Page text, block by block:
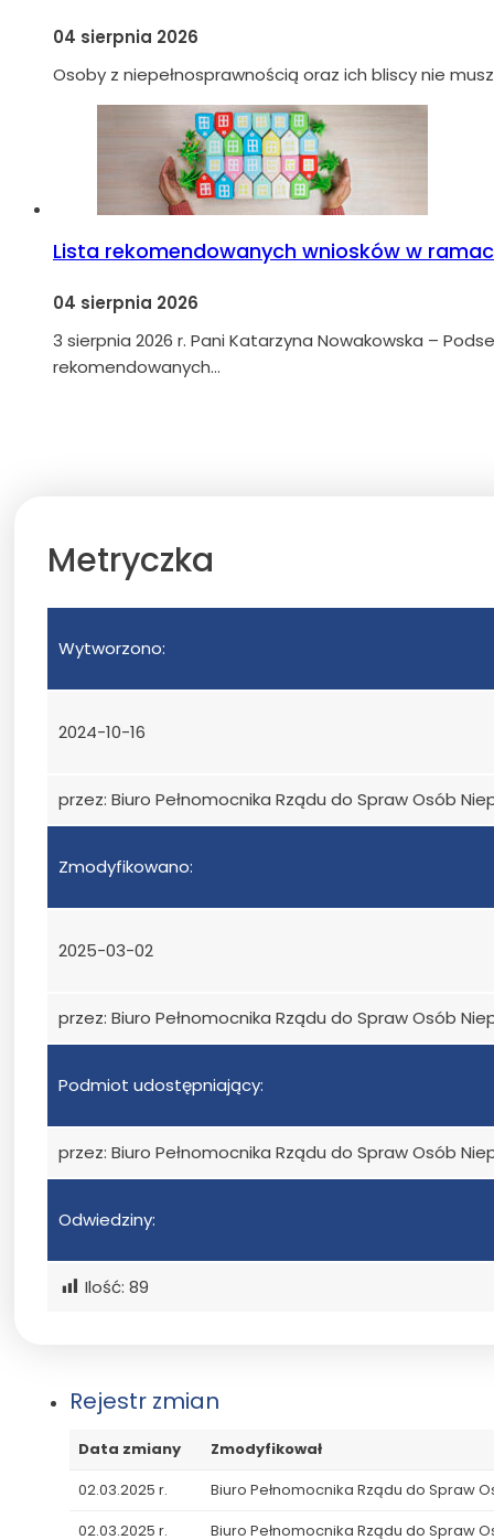
04 sierpnia 2026
Osoby z niepełnosprawnością oraz ich bliscy nie
Lista rekomendowanych wniosków w
04 sierpnia 2026
3 sierpnia 2026 r. Pani Katarzyna Nowakowska –
rekomendowanych…
Metryczka
Wytworzono:
2024-10-16
przez: Biuro Pełnomocnika Rządu do Spraw Osób
Zmodyfikowano:
2025-03-02
przez: Biuro Pełnomocnika Rządu do Spraw Osób
Podmiot udostępniający:
przez: Biuro Pełnomocnika Rządu do Spraw Osób
Odwiedziny:
Ilość: 89
Rejestr zmian
Data zmiany
Zmodyfikował
02.03.2025 r.
Biuro Pełnomocnika Rządu do Spraw
02.03.2025 r.
Biuro Pełnomocnika Rządu do Spraw